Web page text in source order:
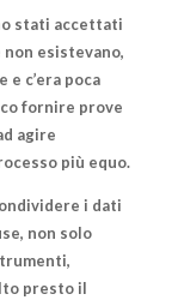
stati accettati
esistevano,
c’era poca
fornire prove
agire
più equo.
i dati
non solo
presto il